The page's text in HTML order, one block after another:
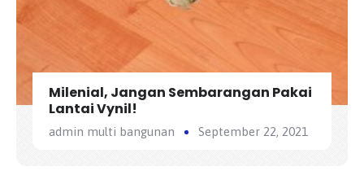
Milenial, Jangan Sembarangan Pakai
Lantai Vynil!
admin multi bangunan September 22, 2021